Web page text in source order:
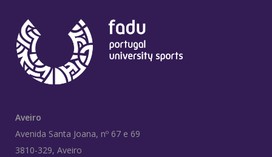
Aveiro
Avenida Santa Joana, nº 67 e 69
3810-329, Aveiro